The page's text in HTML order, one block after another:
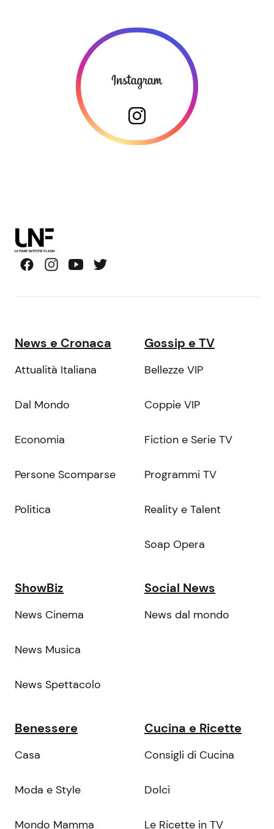
News e Cronaca
Attualità Italiana
Dal Mondo
Economia
Persone Scomparse
Politica
Gossip e TV
Bellezze VIP
Coppie VIP
Fiction e Serie TV
Programmi TV
Reality e Talent
Soap Opera
ShowBiz
News Cinema
News Musica
News Spettacolo
Social News
News dal mondo
Benessere
Casa
Moda e Style
Mondo Mamma
Cucina e Ricette
Consigli di Cucina
Dolci
Le Ricette in TV